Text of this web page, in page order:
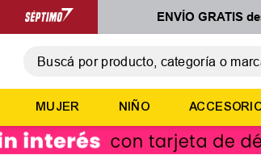
ENVÍO GRATIS
MUJER NIÑO
TÉRMINOS MÁS
2.
basquet